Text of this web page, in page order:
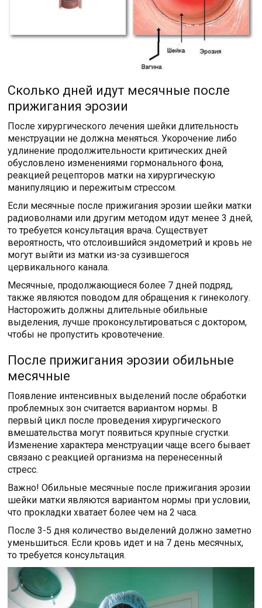
Сколько дней идут месячные после
прижигания эрозии
После хирургического лечения шейки длительность
менструации не должна меняться. Укорочение либо
удлинение продолжительности критических дней
обусловлено изменениями гормонального фона,
реакцией рецепторов матки на хирургическую
манипуляцию и пережитым стрессом.
Если месячные после прижигания эрозии шейки матки
радиоволнами или другим методом идут менее 3 дней,
то требуется консультация врача. Существует
вероятность, что отслоившийся эндометрий и кровь не
могут выйти из матки из-за сузившегося
цервикального канала.
Месячные, продолжающиеся более 7 дней подряд,
также являются поводом для обращения к гинекологу.
Насторожить должны длительные обильные
выделения, лучше проконсультироваться с доктором,
чтобы не пропустить кровотечение.
После прижигания эрозии обильные
месячные
Появление интенсивных выделений после обработки
проблемных зон считается вариантом нормы. В
первый цикл после проведения хирургического
вмешательства могут появиться крупные сгустки.
Изменение характера менструации чаще всего бывает
связано с реакцией организма на перенесенный
стресс.
Важно! Обильные месячные после прижигания эрозии
шейки матки являются вариантом нормы при условии,
что прокладки хватает более чем на 2 часа.
После 3-5 дня количество выделений должно заметно
уменьшиться. Если кровь идет и на 7 день месячных,
то требуется консультация.